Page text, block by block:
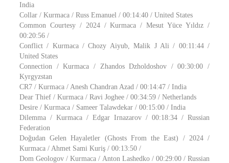
India
Collar / Kurmaca / Russ Emanuel / 00:14:40 / United States
Common Courtesy / 2024 / Kurmaca / Mesut Yüce Yıldız /
00:20:56 /
Conflict / Kurmaca / Chozy Aiyub, Malik J Ali / 00:11:44 /
United States
Connection / Kurmaca / Zhandos Dzholdoshov / 00:30:00 /
Kyrgyzstan
CR7 / Kurmaca / Anesh Chandran Azad / 00:14:47 / India
Dear Thief / Kurmaca / Ravi Joghee / 00:34:59 / Netherlands
Desire / Kurmaca / Sameer Talawdekar / 00:15:00 / India
Dilemma / Kurmaca / Edgar Irnazarov / 00:18:34 / Russian
Federation
Doğudan Gelen Hayaletler (Ghosts From the East) / 2024 /
Kurmaca / Ahmet Sami Kuriş / 00:13:50 /
Dom Geologov / Kurmaca / Anton Lashedko / 00:29:00 / Russian